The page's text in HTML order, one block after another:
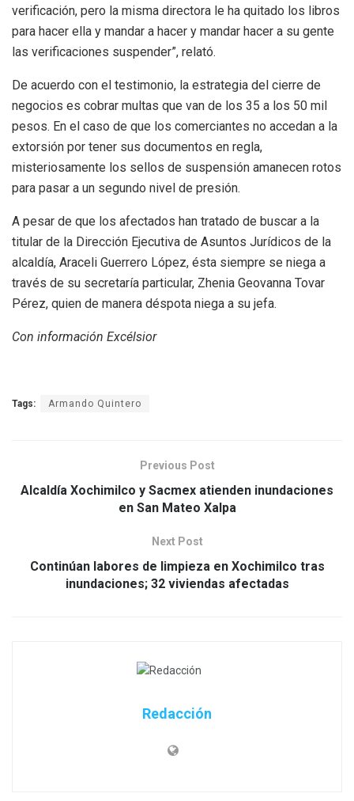
verificación, pero la misma directora le ha quitado los libros
para hacer ella y mandar a hacer y mandar hacer a su gente
las verificaciones suspender”, relató.
De acuerdo con el testimonio, la estrategia del cierre de
negocios es cobrar multas que van de los 35 a los 50 mil
pesos. En el caso de que los comerciantes no accedan a la
extorsión por tener sus documentos en regla,
misteriosamente los sellos de suspensión amanecen rotos
para pasar a un segundo nivel de presión.
A pesar de que los afectados han tratado de buscar a la
titular de la Dirección Ejecutiva de Asuntos Jurídicos de la
alcaldía, Araceli Guerrero López, ésta siempre se niega a
través de su secretaría particular, Zhenia Geovanna Tovar
Pérez, quien de manera déspota niega a su jefa.
Con información Excélsior
Tags: Armando Quintero
Previous Post
Alcaldía Xochimilco y Sacmex atienden inundaciones
en San Mateo Xalpa
Next Post
Continúan labores de limpieza en Xochimilco tras
inundaciones; 32 viviendas afectadas
Redacción